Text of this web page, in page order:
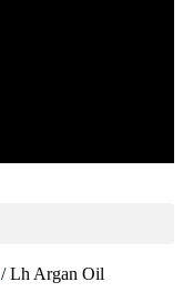
/ Lh Argan Oil